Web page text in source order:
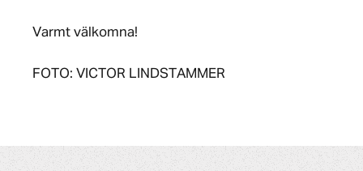
Varmt välkomna!
FOTO: VICTOR LINDSTAMMER